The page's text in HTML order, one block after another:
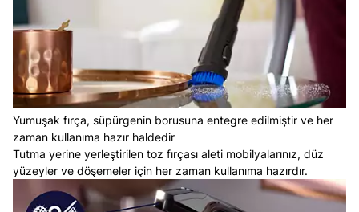
Yumuşak fırça, süpürgenin borusuna entegre edilmiştir ve her
zaman kullanıma hazır haldedir
Tutma yerine yerleştirilen toz fırçası aleti mobilyalarınız, düz
yüzeyler ve döşemeler için her zaman kullanıma hazırdır.